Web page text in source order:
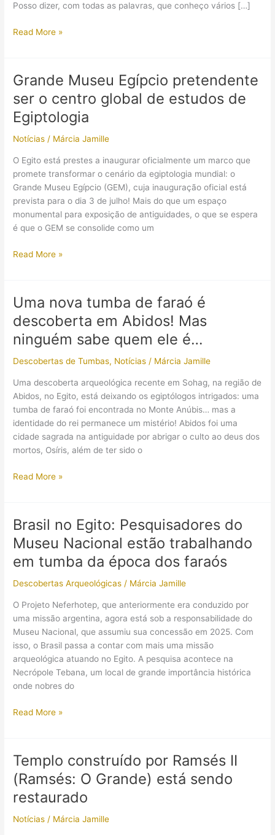
Posso dizer, com todas as palavras, que conheço vários […]
A
pegou
fogo?
Quais
são
as
curiosas
que
rondam
o
“faraó-
menino”?
Read More »
Grande Museu Egípcio pretendente
ser o centro global de estudos de
Egiptologia
Notícias / Márcia Jamille
O Egito está prestes a inaugurar oficialmente um marco que
promete transformar o cenário da egiptologia mundial: o
Grande Museu Egípcio (GEM), cuja inauguração oficial está
prevista para o dia 3 de julho! Mais do que um espaço
monumental para exposição de antiguidades, o que se espera
é que o GEM se consolide como um
Grande
ser
o
centro
global
de
de
Egiptologia
Read More »
Uma nova tumba de faraó é
descoberta em Abidos! Mas
ninguém sabe quem ele é…
Descobertas de Tumbas, Notícias / Márcia Jamille
Uma descoberta arqueológica recente em Sohag, na região de
Abidos, no Egito, está deixando os egiptólogos intrigados: uma
tumba de faraó foi encontrada no Monte Anúbis… mas a
identidade do rei permanece um mistério! Abidos foi uma
cidade sagrada na antiguidade por abrigar o culto ao deus dos
mortos, Osíris, além de ter sido o
Uma
faraó
é
descoberta
em
Abidos!
ninguém
sabe
quem
ele
é…
Read More »
Brasil no Egito: Pesquisadores do
Museu Nacional estão trabalhando
em tumba da época dos faraós
Descobertas Arqueológicas / Márcia Jamille
O Projeto Neferhotep, que anteriormente era conduzido por
uma missão argentina, agora está sob a responsabilidade do
Museu Nacional, que assumiu sua concessão em 2025. Com
isso, o Brasil passa a contar com mais uma missão
arqueológica atuando no Egito. A pesquisa acontece na
Necrópole Tebana, um local de grande importância histórica
onde nobres do
Brasil
do
Museu
Nacional
estão
trabalhando
Read More »
Templo construído por Ramsés II
(Ramsés: O Grande) está sendo
restaurado
Notícias / Márcia Jamille